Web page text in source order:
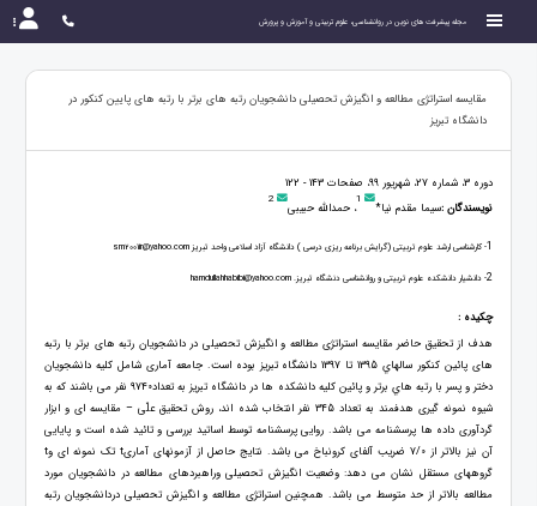
مجله پیشرفت های نوین در روانشناسی، علوم تربیتی و آموزش و پرورش
مقایسه استراتژی مطالعه و انگیزش تحصیلی دانشجویان رتبه های برتر با رتبه های پایین کنکور در
دانشگاه تبریز
دوره 3، شماره 27، شهریور 99، صفحات 143 - 122
نویسندگان :سیما مقدم نیا* 1، حمدالله حبیبی 2
1- کارشناسی ارشد علوم تربیتی (گرایش برنامه ریزی درسی ) دانشگاه آزاد اسلامی واحد تبریز sm2001ir@yahoo.com
2- دانشیار دانشکده علوم تربیتی و روانشناسی دنشگاه تبریز. hamdullahhabibi@yahoo.com
چکیده :
هدف از تحقیق حاضر مقایسه استراتژی مطالعه و انگیزش تحصیلی در دانشجویان رتبه های برتر با رتبه
های پائین كنكور سالهاي 1395 تا 1397 دانشگاه تبریز بوده است. جامعه آماری شامل کلیه دانشجويان
دختر و پسر با رتبه هاي برتر و پائين کلیه دانشکده ها در دانشگاه تبريز به تعداد9740 نفر می باشند که به
شیوه نمونه گیری هدفمند به تعداد 345 نفر انتخاب شده اند، روش تحقیق علّی – مقایسه ای و ابزار
گردآوری داده ها پرسشنامه می باشد. روایی پرسشنامه توسط اساتید بررسی و تائید شده است و پایایی
آن نیز بالاتر از 7/0 ضریب آلفای کرونباخ می باشد. نتایج حاصل از آزمونهای آماریt تک نمونه ای وt
گروههای مستقل نشان می دهد: وضعیت انگیزش تحصیلی وراهبردهای مطالعه در دانشجویان مورد
مطالعه بالاتر از حد متوسط می باشد. همچنین استراتژی مطالعه و انگیزش تحصیلی دردانشجویان رتبه